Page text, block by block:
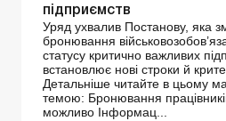
підприємств
Уряд ухвалив Постанову, яка
бронювання
статусу критично важливих
встановлює нові строки й
Детальніше читайте в цьому
темою: Бронювання
можливо Інформац...